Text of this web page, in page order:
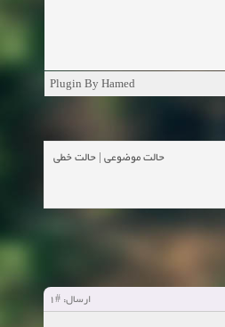
Plugin By Hamed
حالت موضوعی حالت خطی
ارسال: #1